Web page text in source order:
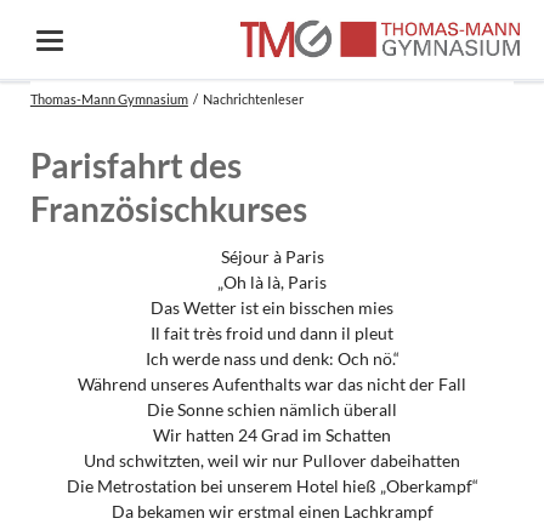
Thomas-Mann Gymnasium Nachrichtenleser
Parisfahrt des
Französischkurses
Séjour à Paris
„Oh là là, Paris
Das Wetter ist ein bisschen mies
Il fait très froid und dann il pleut
Ich werde nass und denk: Och nö.“
Während unseres Aufenthalts war das nicht der Fall
Die Sonne schien nämlich überall
Wir hatten 24 Grad im Schatten
Und schwitzten, weil wir nur Pullover dabeihatten
Die Metrostation bei unserem Hotel hieß „Oberkampf“
Da bekamen wir erstmal einen Lachkrampf